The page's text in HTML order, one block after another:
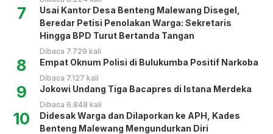
7
Usai Kantor Desa Benteng Malewang Disegel,
Beredar Petisi Penolakan Warga: Sekretaris
Hingga BPD Turut Bertanda Tangan
Dibaca 7.729 kali
8 Empat Oknum Polisi di Bulukumba Positif Narkoba
Dibaca 7.127 kali
9 Jokowi Undang Tiga Bacapres di Istana Merdeka
Dibaca 6.848 kali
10
Didesak Warga dan Dilaporkan ke APH, Kades
Benteng Malewang Mengundurkan Diri